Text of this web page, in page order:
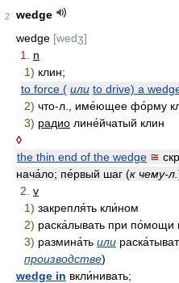
2
wedge
wedge [wedʒ]
1.
n
1) клин;
to force ( или to drive) a
2) что-л., име́ющее фо́рму
3) радио лине́йчатый клин
◊
the thin end of the wedge ≅
нача́ло; пе́рвый шаг (к чему-л.
2. v
1) закрепля́ть кли́ном
2) раска́лывать при по́мощи
3) размина́ть или
производстве)
wedge in вкли́нивать;